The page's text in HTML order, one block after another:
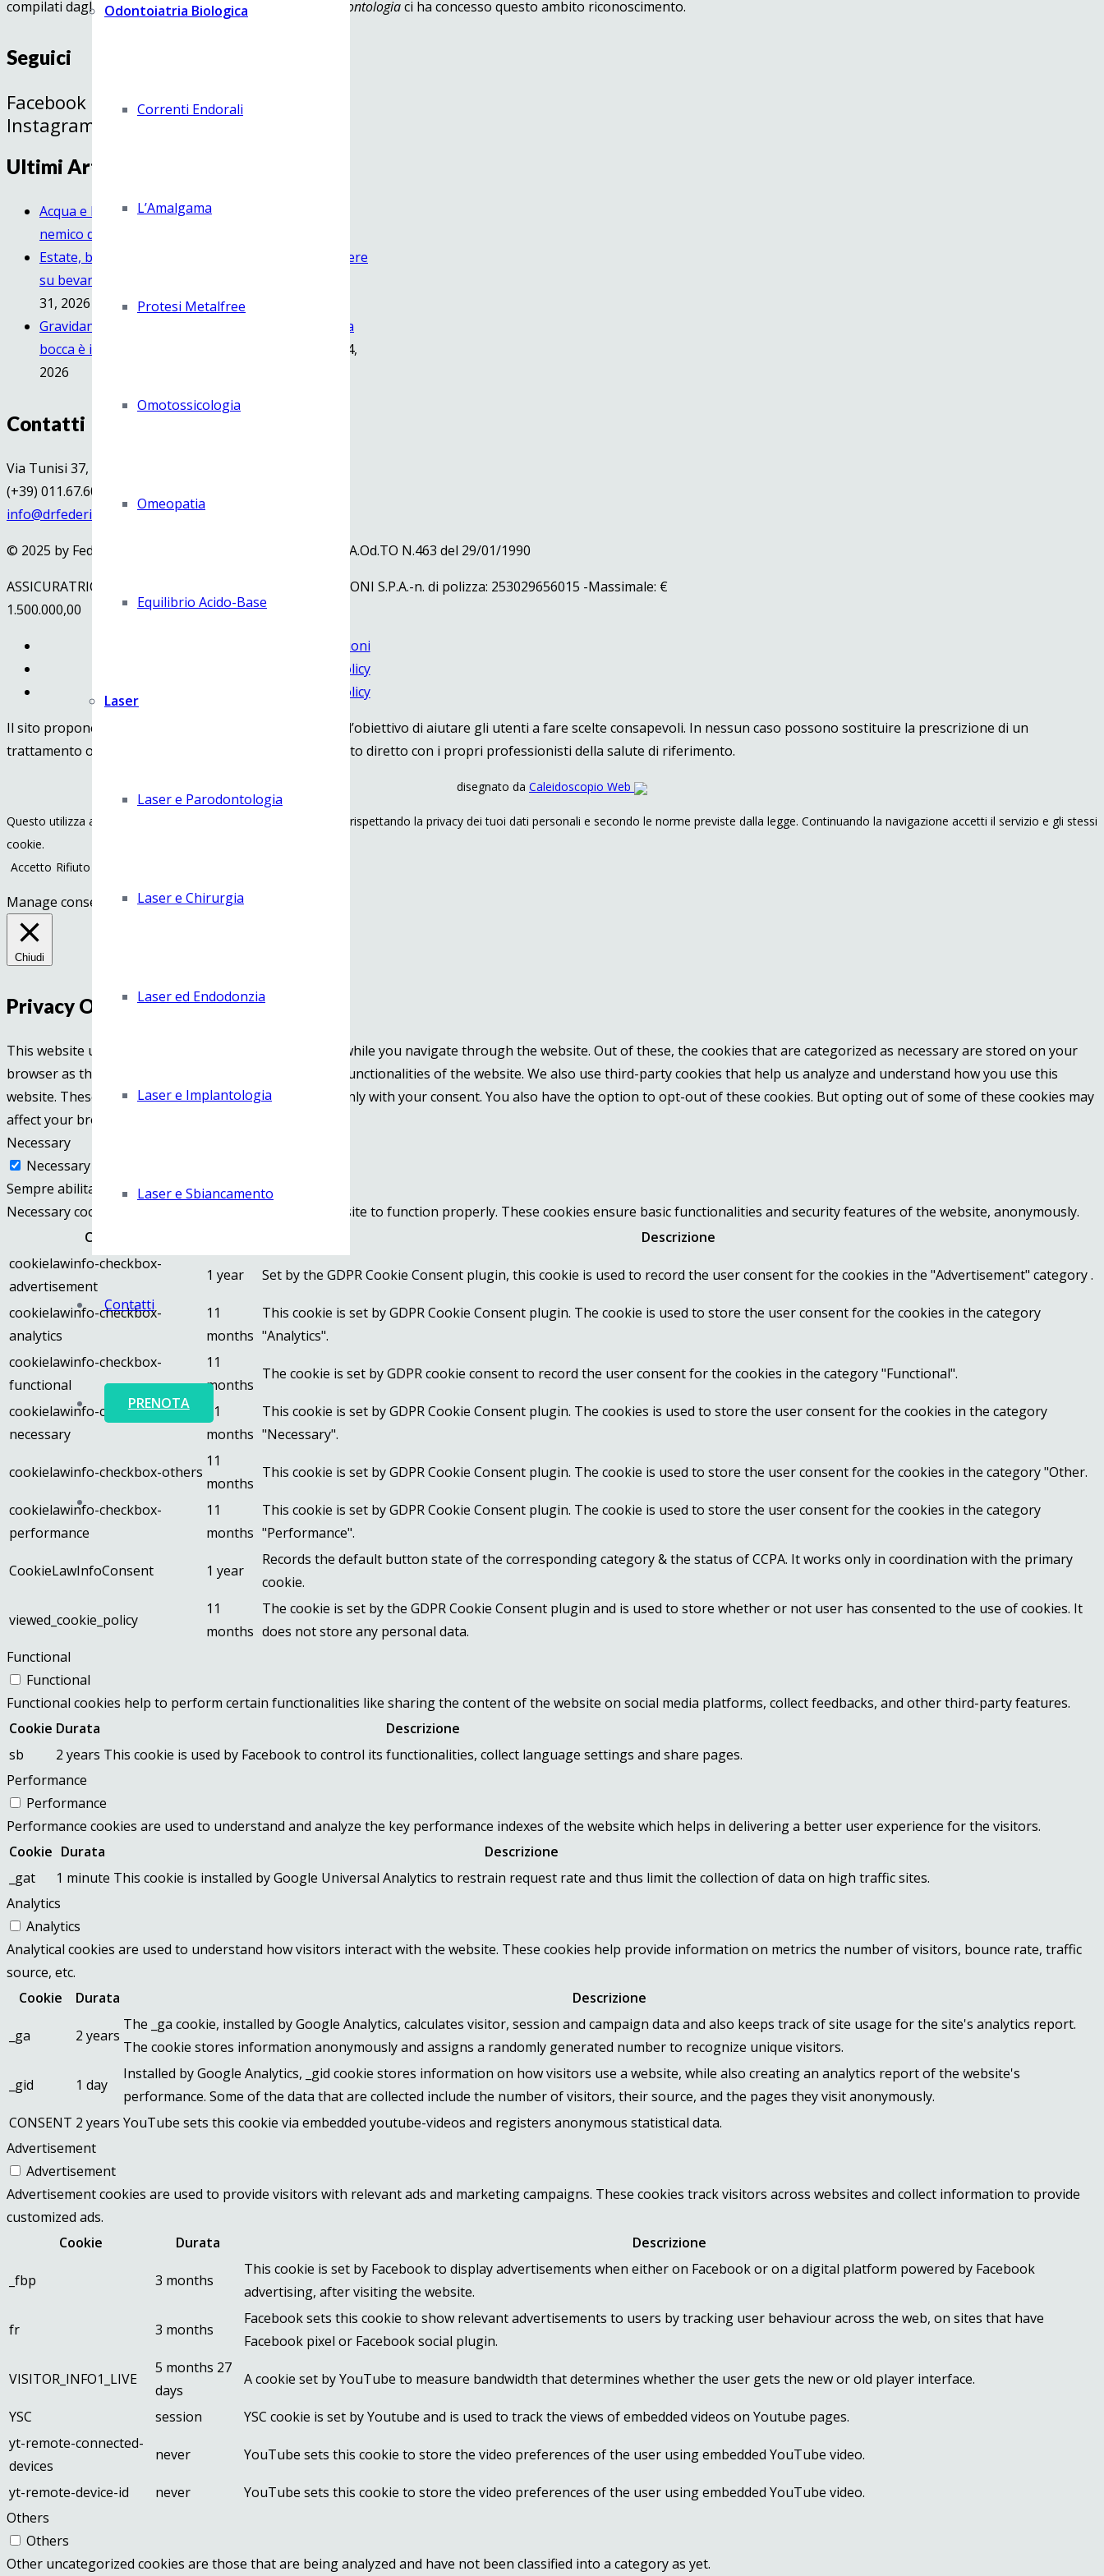
Odontoiatria Biologica
Correnti Endorali
L’Amalgama
Protesi Metalfree
Omotossicologia
Omeopatia
Equilibrio Acido-Base
Laser
Laser e Parodontologia
Laser e Chirurgia
Laser ed Endodonzia
Laser e Implantologia
Laser e Sbiancamento
Contatti
PRENOTA
compilati dagli stessi pazienti, laSocietà Italiana di Parodontologiaci ha concesso questo ambito riconoscimento.
Seguici
Facebook
Instagram
Ultimi Articoli
Acqua e limone al mattino: elisir di benessere… o
nemico dei denti?
Estate, bibite fresche e sorrisi sani: cosa c’è da sapere
su bevande gassate, energy drink e cocktail
31, 2026
Gravidanza e salute orale: perché il benessere della
bocca è importante anche per il bambino.
Luglio 24,
2026
Contatti
Via Tunisi 37, 10134 Torino
(+39) 011.67.60.80
info@drfedericopalermo.it
© 2025 by Federico Palermo – PIVA 05858230013-Iscriz. A.Od.TO N.463 del 29/01/1990
ASSICURATRICE MILANESE COMPAGNIA DI ASSICURAZIONI S.P.A.-n. di polizza: 253029656015 -Massimale: €
1.500.000,00
Termini e condizioni
Cookies Policy
Privacy Policy
Il sito propone contenuti a solo scopo informativo, con l’obiettivo di aiutare gli utenti a fare scelte consapevoli. In nessun caso possono sostituire la prescrizione di un
trattamento o sostituire la visita specialistica o il rapporto diretto con i propri professionisti della salute di riferimento.
disegnato da Caleidoscopio Web
Questo utilizza anche cookie installati da terze parti autorizzate, rispettando la privacy dei tuoi dati personali e secondo le norme previste dalla legge. Continuando la navigazione accetti il servizio e gli stessi
cookie.
Accetto Rifiuto
Manage consent
Chiudi
Privacy Overview
This website uses cookies to improve your experience while you navigate through the website. Out of these, the cookies that are categorized as necessary are stored on your
browser as they are essential for the working of basic functionalities of the website. We also use third-party cookies that help us analyze and understand how you use this
website. These cookies will be stored in your browser only with your consent. You also have the option to opt-out of these cookies. But opting out of some of these cookies may
affect your browsing experience.
Necessary
Necessary
Sempre abilitato
Necessary cookies are absolutely essential for the website to function properly. These cookies ensure basic functionalities and security features of the website, anonymously.
Cookie
Descrizione
cookielawinfo-checkbox-
advertisement
1 year Set by the GDPR Cookie Consent plugin, this cookie is used to record the user consent for the cookies in the "Advertisement" category .
cookielawinfo-checkbox-
analytics
11
months
This cookie is set by GDPR Cookie Consent plugin. The cookie is used to store the user consent for the cookies in the category
"Analytics".
cookielawinfo-checkbox-
functional
11
months
The cookie is set by GDPR cookie consent to record the user consent for the cookies in the category "Functional".
cookielawinfo-checkbox-
necessary
11
months
This cookie is set by GDPR Cookie Consent plugin. The cookies is used to store the user consent for the cookies in the category
"Necessary".
cookielawinfo-checkbox-others
11
months
This cookie is set by GDPR Cookie Consent plugin. The cookie is used to store the user consent for the cookies in the category "Other.
cookielawinfo-checkbox-
performance
11
months
This cookie is set by GDPR Cookie Consent plugin. The cookie is used to store the user consent for the cookies in the category
"Performance".
CookieLawInfoConsent 1 year
Records the default button state of the corresponding category & the status of CCPA. It works only in coordination with the primary
cookie.
viewed_cookie_policy
11
months
The cookie is set by the GDPR Cookie Consent plugin and is used to store whether or not user has consented to the use of cookies. It
does not store any personal data.
Functional
Functional
Functional cookies help to perform certain functionalities like sharing the content of the website on social media platforms, collect feedbacks, and other third-party features.
Cookie Durata
Descrizione
sb
2 years This cookie is used by Facebook to control its functionalities, collect language settings and share pages.
Performance
Performance
Performance cookies are used to understand and analyze the key performance indexes of the website which helps in delivering a better user experience for the visitors.
Cookie Durata
Descrizione
_gat
1 minute This cookie is installed by Google Universal Analytics to restrain request rate and thus limit the collection of data on high traffic sites.
Analytics
Analytics
Analytical cookies are used to understand how visitors interact with the website. These cookies help provide information on metrics the number of visitors, bounce rate, traffic
source, etc.
Cookie
Durata Descrizione
_ga 2 years
The _ga cookie, installed by Google Analytics, calculates visitor, session and campaign data and also keeps track of site usage for the site's analytics report.
The cookie stores information anonymously and assigns a randomly generated number to recognize unique visitors.
_gid 1 day
Installed by Google Analytics, _gid cookie stores information on how visitors use a website, while also creating an analytics report of the website's
performance. Some of the data that are collected include the number of visitors, their source, and the pages they visit anonymously.
CONSENT 2 years YouTube sets this cookie via embedded youtube-videos and registers anonymous statistical data.
Advertisement
Advertisement
Advertisement cookies are used to provide visitors with relevant ads and marketing campaigns. These cookies track visitors across websites and collect information to provide
customized ads.
Cookie
Durata Descrizione
_fbp 3 months
This cookie is set by Facebook to display advertisements when either on Facebook or on a digital platform powered by Facebook
advertising, after visiting the website.
fr 3 months
Facebook sets this cookie to show relevant advertisements to users by tracking user behaviour across the web, on sites that have
Facebook pixel or Facebook social plugin.
VISITOR_INFO1_LIVE
5 months 27
days
A cookie set by YouTube to measure bandwidth that determines whether the user gets the new or old player interface.
YSC session
YSC cookie is set by Youtube and is used to track the views of embedded videos on Youtube pages.
yt-remote-connected-
devices
never YouTube sets this cookie to store the video preferences of the user using embedded YouTube video.
yt-remote-device-id never
YouTube sets this cookie to store the video preferences of the user using embedded YouTube video.
Others
Others
Other uncategorized cookies are those that are being analyzed and have not been classified into a category as yet.